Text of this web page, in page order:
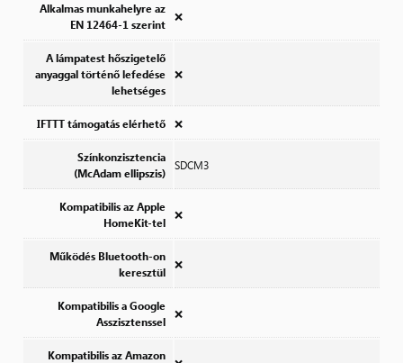
Alkalmas munkahelyre az
EN 12464-1 szerint
❌
A lámpatest hőszigetelő
anyaggal történő lefedése
lehetséges
❌
IFTTT támogatás elérhető ❌
Színkonzisztencia
(McAdam ellipszis)
SDCM3
Kompatibilis az Apple
HomeKit-tel
❌
Működés Bluetooth-on
keresztül
❌
Kompatibilis a Google
Asszisztenssel
❌
Kompatibilis az Amazon